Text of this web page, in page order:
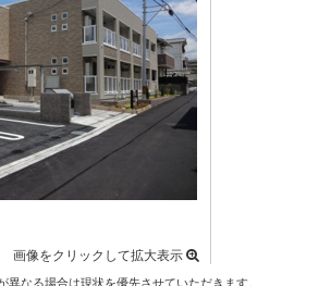
画像をクリックして拡大表示
なる場合は現状を優先させていただきます。